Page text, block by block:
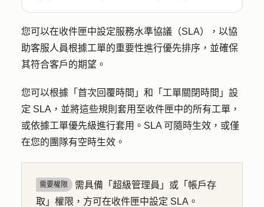
您可以在收件匣中設定服務水準協議（SLA），以協
助客服人員根據工單的重要性進行優先排序，並確保
其符合客戶的期望。
您可以根據「首次回覆時間」和「工單關閉時間」設
定 SLA，並將這些規則套用至收件匣中的所有工單，
或依據工單優先級進行套用。SLA 可隨時生效，或僅
在您的團隊有空時生效。
需要權限
需具備「超級管理員」或「帳戶存
取」權限，方可在收件匣中設定 SLA。